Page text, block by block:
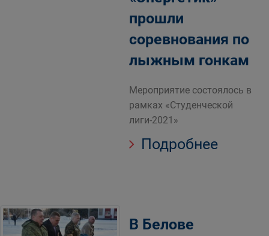
прошли
соревнования по
лыжным гонкам
Мероприятие состоялось в
рамках «Студенческой
лиги-2021»
Подробнее
В Белове